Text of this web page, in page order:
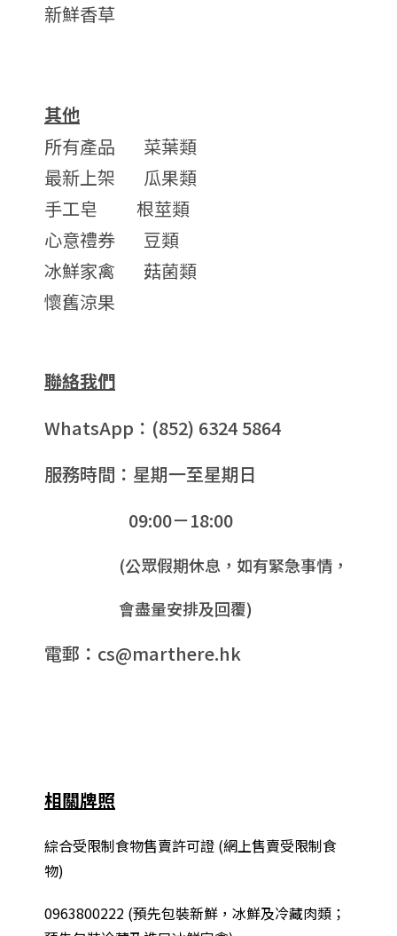
新鮮香草
其他
所有產品
菜葉類
最新上架
瓜果類
手工皂
根莖類
心意禮券
豆類
冰鮮家禽
菇菌類
懷舊涼果
聯絡我們
WhatsApp：(852) 6324 5864
服務時間：星期一至星期日
09:00－18:00
(公眾假期休息，如有緊急事情，
會盡量安排及回覆)
電郵：cs@marthere.hk
相關牌照
綜合受限制食物售賣許可證 (網上售賣受限制食
物)
0963800222 (預先包裝新鮮，冰鮮及冷藏肉類；